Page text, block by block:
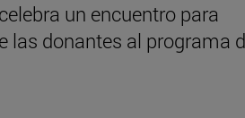
un encuentro para
las donantes al programa